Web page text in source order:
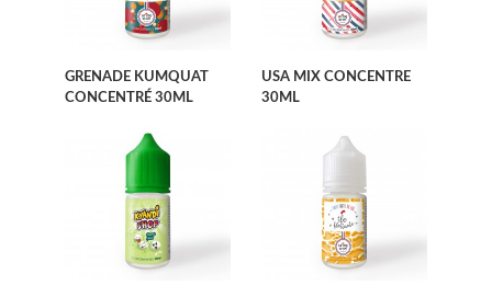
GRENADE KUMQUAT
CONCENTRÉ 30ML
USA MIX CONCENTRE
30ML